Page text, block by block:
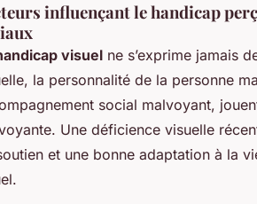
influençant le handicap
visuel ne s’exprime jamais
la personnalité de la personne
social malvoyant,
Une déficience visuelle
et une bonne adaptation à la